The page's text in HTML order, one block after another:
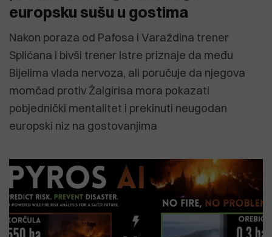
europsku sušu u gostima
Nakon poraza od Pafosa i Varaždina trener
Splićana i bivši trener Istre priznaje da među
Bijelima vlada nervoza, ali poručuje da njegova
momčad protiv Žalgirisa mora pokazati
pobjednički mentalitet i prekinuti neugodan
europski niz na gostovanjima